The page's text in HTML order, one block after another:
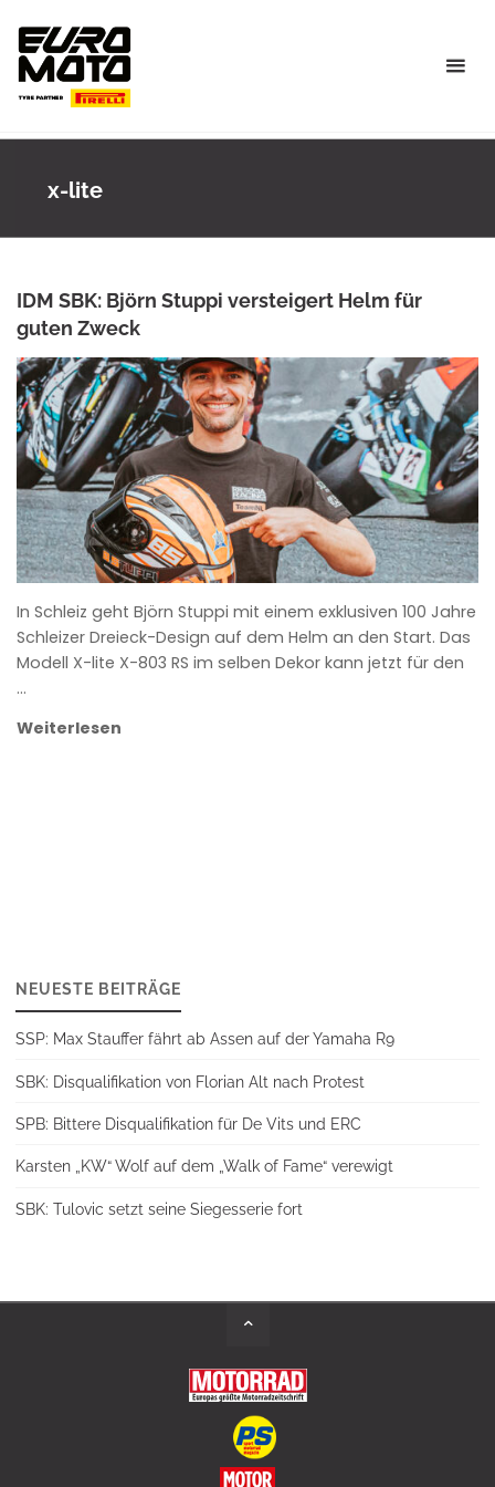
content
x-lite
IDM SBK: Björn Stuppi versteigert Helm für
guten Zweck
BJÖRN GRAMM
In Schleiz geht Björn Stuppi mit einem exklusiven 100 Jahre
Schleizer Dreieck-Design auf dem Helm an den Start. Das
Modell X-lite X-803 RS im selben Dekor kann jetzt für den
…
Weiterlesen
NEUESTE BEITRÄGE
SSP: Max Stauffer fährt ab Assen auf der Yamaha R9
SBK: Disqualifikation von Florian Alt nach Protest
SPB: Bittere Disqualifikation für De Vits und ERC
Karsten „KW“ Wolf auf dem „Walk of Fame“ verewigt
SBK: Tulovic setzt seine Siegesserie fort
Back